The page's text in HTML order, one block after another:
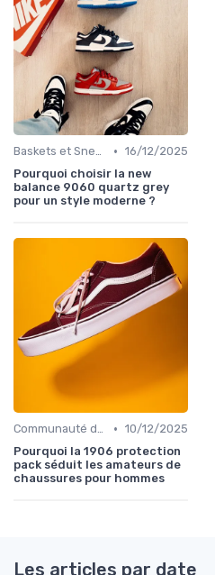
Baskets et Sneakers • 16/12/2025
Pourquoi choisir la new
balance 9060 quartz grey
pour un style moderne ?
Communauté des Amateurs de Chaussures • 10/12/2025
Pourquoi la 1906 protection
pack séduit les amateurs de
chaussures pour hommes
Les articles par date